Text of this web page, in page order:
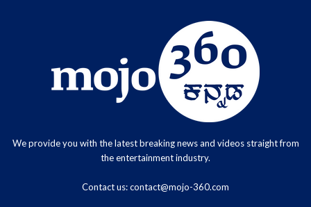
We provide you with the latest breaking news and videos straight from
the entertainment industry.
Contact us:contact@mojo-360.com